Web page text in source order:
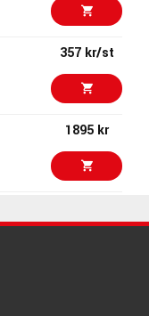
357 kr/st
1895 kr